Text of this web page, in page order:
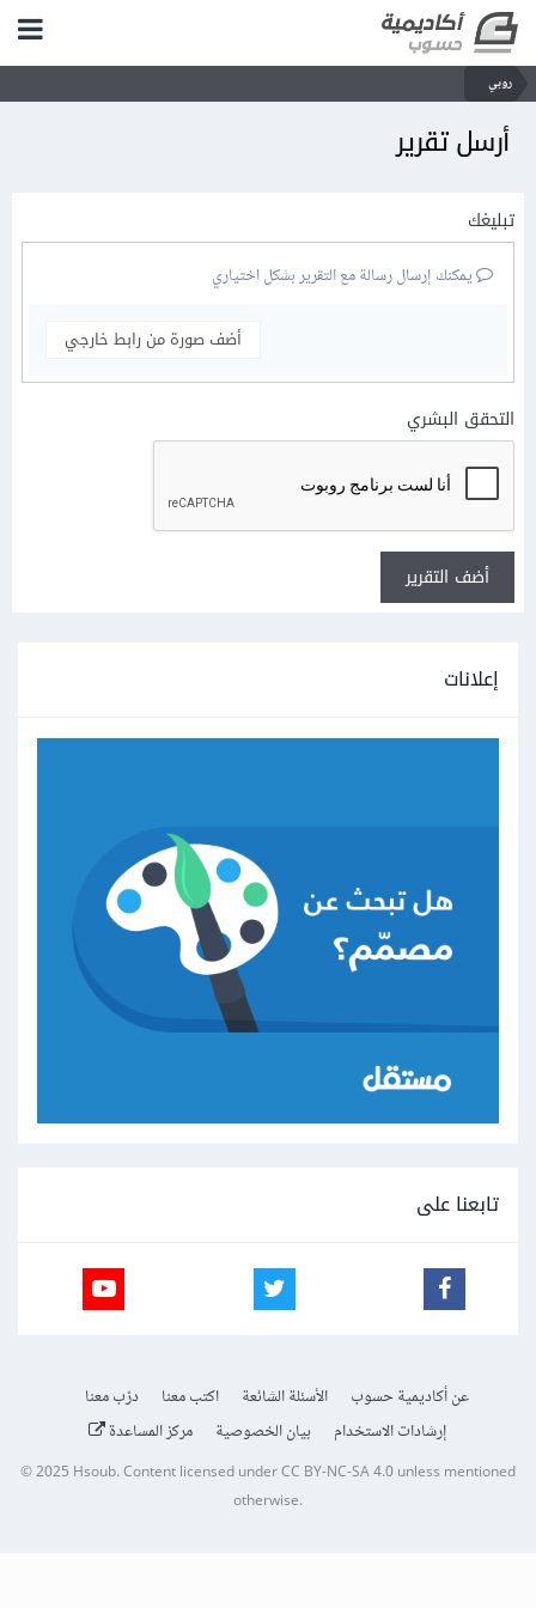
روبي
أرسل تقرير
تبليغك
يمكنك إرسال رسالة مع التقرير بشكل اختياري
أضف صورة من رابط خارجي
التحقق البشري
أضف التقرير
إعلانات
تابعنا على
عن أكاديمية حسوب الأسئلة الشائعة اكتب معنا
درّب معنا
إرشادات الاستخدام
بيان الخصوصية مركز المساعدة
© 2025 Hsoub.Content licensed underCC BY-NC-SA 4.0unless mentioned
otherwise.